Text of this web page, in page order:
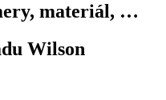
materiál, …
Wilson